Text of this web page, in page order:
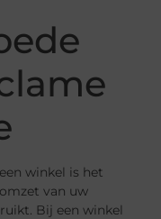
winkel is het
van uw
Bij een winkel